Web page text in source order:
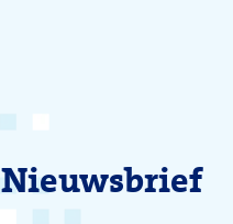
Nieuwsbrief